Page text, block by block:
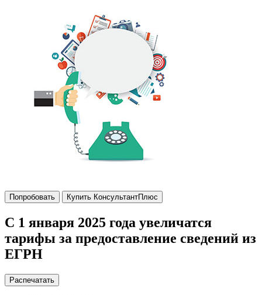
Попробовать Купить КонсультантПлюс
С 1 января 2025 года увеличатся
тарифы за предоставление сведений из
ЕГРН
Распечатать